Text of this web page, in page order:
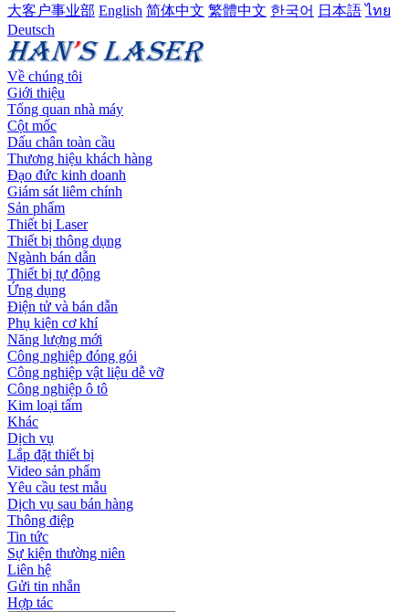
大客户事业部 English 简体中文 繁體中文 한국어 日本語 ไทย
Deutsch
Về chúng tôi
Giới thiệu
Tổng quan nhà máy
Cột mốc
Dấu chân toàn cầu
Thương hiệu khách hàng
Đạo đức kinh doanh
Giám sát liêm chính
Sản phẩm
Thiết bị Laser
Thiết bị thông dụng
Ngành bán dẫn
Thiết bị tự động
Ứng dụng
Điện tử và bán dẫn
Phụ kiện cơ khí
Năng lượng mới
Công nghiệp đóng gói
Công nghiệp vật liệu dễ vỡ
Công nghiệp ô tô
Kim loại tấm
Khác
Dịch vụ
Lắp đặt thiết bị
Video sản phẩm
Yêu cầu test mẫu
Dịch vụ sau bán hàng
Thông điệp
Tin tức
Sự kiện thường niên
Liên hệ
Gửi tin nhắn
Hợp tác